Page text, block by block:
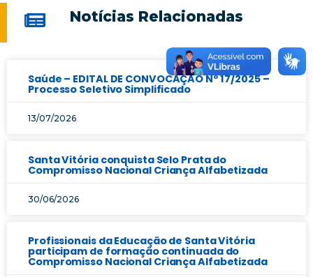
Notícias Relacionadas
Saúde – EDITAL DE CONVOCAÇÃO Nº 17/2025 –
Processo Seletivo Simplificado
13/07/2026
Santa Vitória conquista Selo Prata do
Compromisso Nacional Criança Alfabetizada
30/06/2026
Profissionais da Educação de Santa Vitória
participam de formação continuada do
Compromisso Nacional Criança Alfabetizada